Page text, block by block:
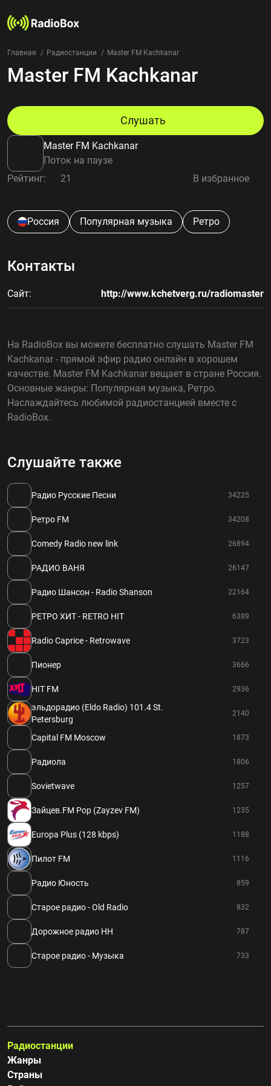
Радиостанции
Страны
Избранное
О нас
Добавить радиостанцию
Конфиденциальность
Главная Радиостанции Master FM Kachkanar
Master FM Kachkanar
Master FM Kachkanar
Поток на паузе
Слушать
Рейтинг: 21 В избранное
Россия Популярная музыка Ретро
Контакты
Сайт: http://www.kchetverg.ru/radiomaster
На RadioBox вы можете бесплатно слушать Master FM
Kachkanar - прямой эфир радио онлайн в хорошем
качестве. Master FM Kachkanar вещает в стране Россия.
Основные жанры: Популярная музыка, Ретро.
Наслаждайтесь любимой радиостанцией вместе с
RadioBox.
Слушайте также
Радио Русские Песни 34225
Ретро FM 34208
Comedy Radio new link 26894
РАДИО ВАНЯ 26147
Радио Шансон - Radio Shanson 22164
РЕТРО ХИТ - RETRO HIT 6389
Radio Caprice - Retrowave 3723
Пионер 3666
HIT FM 2936
эльдорадио (Eldo Radio) 101.4 St.
Petersburg
2140
Capital FM Moscow 1873
Радиола 1806
Sovietwave 1257
Зайцев.FM Pop (Zayzev FM) 1235
Europa Plus (128 kbps) 1188
Пилот FM 1116
Радио Юность 859
Старое радио - Old Radio 832
Дорожное радио НН 787
Старое радио - Музыка 733
Радиостанции
Жанры
Страны